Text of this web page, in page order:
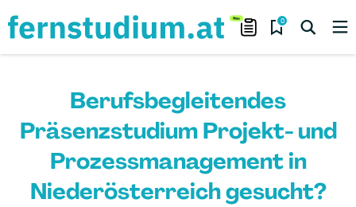
0
Berufsbegleitendes
Präsenzstudium Projekt- und
Prozessmanagement in
Niederösterreich gesucht?